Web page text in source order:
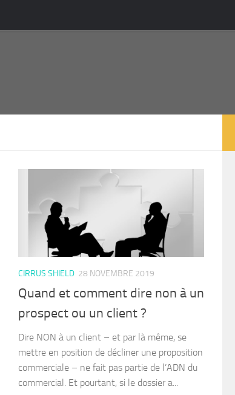
CIRRUS SHIELD 28 NOVEMBRE 2019
Quand et comment dire non à un
prospect ou un client ?
Dire NON à un client – et par là même, se
mettre en position de décliner une proposition
commerciale – ne fait pas partie de l’ADN du
commercial. Et pourtant, si le dossier a...